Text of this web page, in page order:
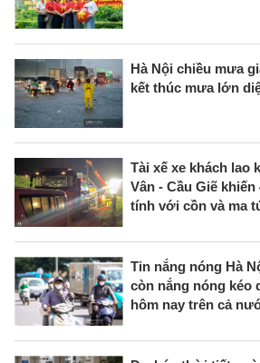
Hà Nội chiều mưa
kết thúc mưa lớn
Tài xế xe khách lao
Vân - Cầu Giẽ
tính với cồn và ma
Tin nắng nóng Hà
còn nắng nóng kéo
hôm nay trên cả